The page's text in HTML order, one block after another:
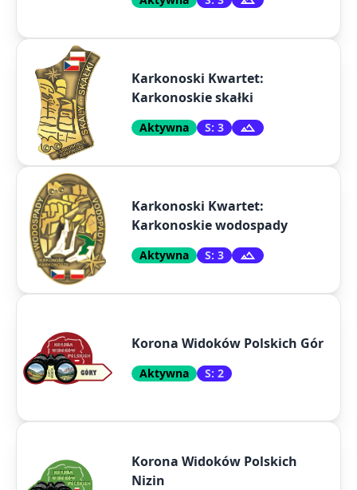
Karkonoski Kwartet:
Karkonoskie skałki
Aktywna S: 3
Karkonoski Kwartet:
Karkonoskie wodospady
Aktywna S: 3
Korona Widoków Polskich Gór
Aktywna S: 2
Korona Widoków Polskich
Nizin